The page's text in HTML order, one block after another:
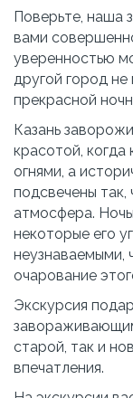
Поверьте, наша
вами
уверенностью
другой город
прекрасной
Казань
красотой, когда
огнями, а
подсвечены так,
атмосфера.
некоторые его
неузнаваемыми,
очарование
Экскурсия
старой, так и
впечатления.